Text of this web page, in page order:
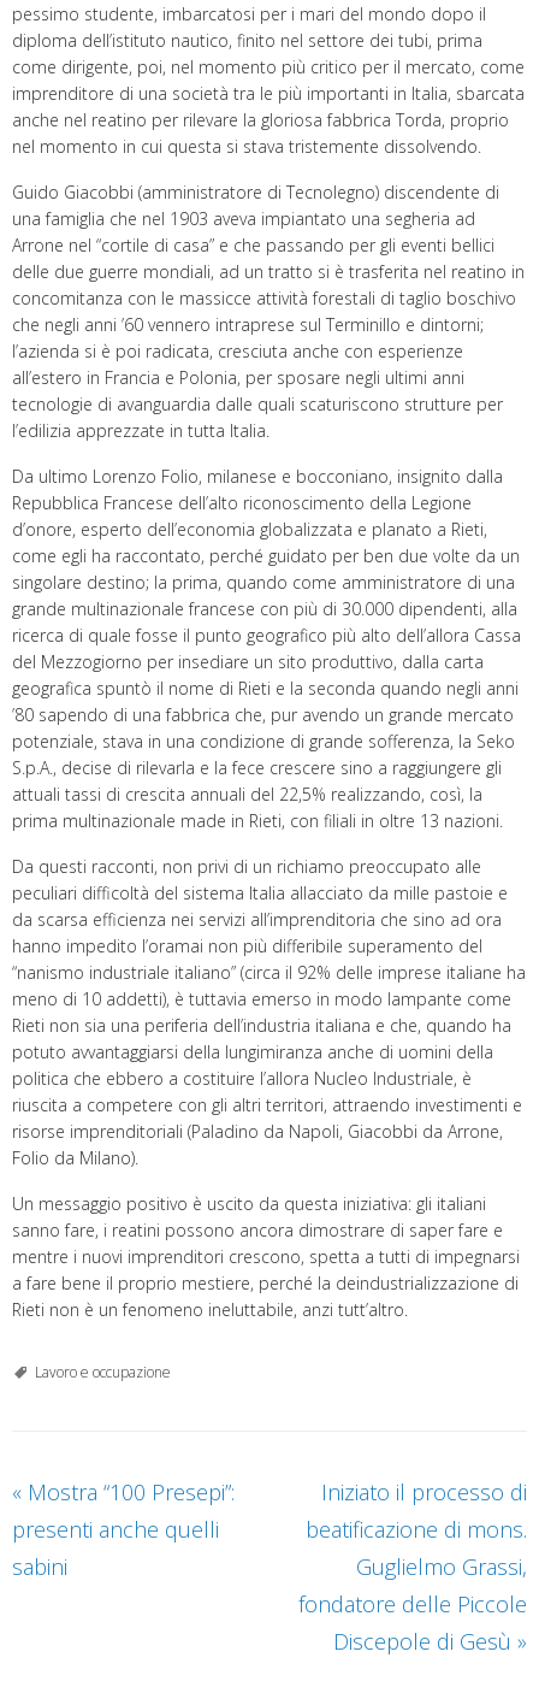
pessimo studente, imbarcatosi per i mari del mondo dopo il
diploma dell’istituto nautico, finito nel settore dei tubi, prima
come dirigente, poi, nel momento più critico per il mercato, come
imprenditore di una società tra le più importanti in Italia, sbarcata
anche nel reatino per rilevare la gloriosa fabbrica Torda, proprio
nel momento in cui questa si stava tristemente dissolvendo.
Guido Giacobbi (amministratore di Tecnolegno) discendente di
una famiglia che nel 1903 aveva impiantato una segheria ad
Arrone nel “cortile di casa” e che passando per gli eventi bellici
delle due guerre mondiali, ad un tratto si è trasferita nel reatino in
concomitanza con le massicce attività forestali di taglio boschivo
che negli anni ’60 vennero intraprese sul Terminillo e dintorni;
l’azienda si è poi radicata, cresciuta anche con esperienze
all’estero in Francia e Polonia, per sposare negli ultimi anni
tecnologie di avanguardia dalle quali scaturiscono strutture per
l’edilizia apprezzate in tutta Italia.
Da ultimo Lorenzo Folio, milanese e bocconiano, insignito dalla
Repubblica Francese dell’alto riconoscimento della Legione
d’onore, esperto dell’economia globalizzata e planato a Rieti,
come egli ha raccontato, perché guidato per ben due volte da un
singolare destino; la prima, quando come amministratore di una
grande multinazionale francese con più di 30.000 dipendenti, alla
ricerca di quale fosse il punto geografico più alto dell’allora Cassa
del Mezzogiorno per insediare un sito produttivo, dalla carta
geografica spuntò il nome di Rieti e la seconda quando negli anni
’80 sapendo di una fabbrica che, pur avendo un grande mercato
potenziale, stava in una condizione di grande sofferenza, la Seko
S.p.A., decise di rilevarla e la fece crescere sino a raggiungere gli
attuali tassi di crescita annuali del 22,5% realizzando, così, la
prima multinazionale made in Rieti, con filiali in oltre 13 nazioni.
Da questi racconti, non privi di un richiamo preoccupato alle
peculiari difficoltà del sistema Italia allacciato da mille pastoie e
da scarsa efficienza nei servizi all’imprenditoria che sino ad ora
hanno impedito l’oramai non più differibile superamento del
“nanismo industriale italiano” (circa il 92% delle imprese italiane ha
meno di 10 addetti), è tuttavia emerso in modo lampante come
Rieti non sia una periferia dell’industria italiana e che, quando ha
potuto avvantaggiarsi della lungimiranza anche di uomini della
politica che ebbero a costituire l’allora Nucleo Industriale, è
riuscita a competere con gli altri territori, attraendo investimenti e
risorse imprenditoriali (Paladino da Napoli, Giacobbi da Arrone,
Folio da Milano).
Un messaggio positivo è uscito da questa iniziativa: gli italiani
sanno fare, i reatini possono ancora dimostrare di saper fare e
mentre i nuovi imprenditori crescono, spetta a tutti di impegnarsi
a fare bene il proprio mestiere, perché la deindustrializzazione di
Rieti non è un fenomeno ineluttabile, anzi tutt’altro.
Lavoro e occupazione
« Mostra “100 Presepi”:
presenti anche quelli
sabini
Iniziato il processo di
beatificazione di mons.
Guglielmo Grassi,
fondatore delle Piccole
Discepole di Gesù »